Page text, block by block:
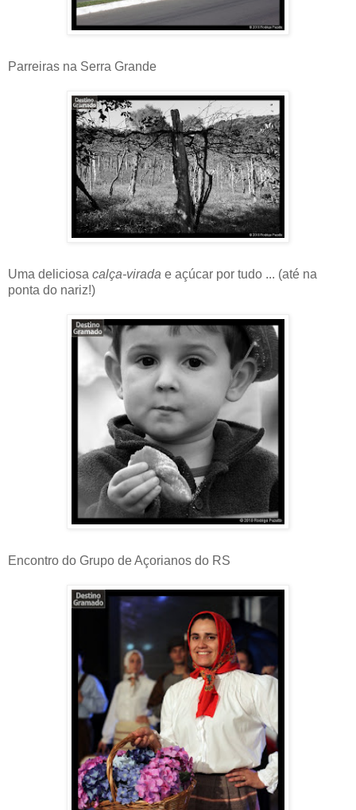
Parreiras na Serra Grande
Uma deliciosa calça-virada e açúcar por tudo ... (até na
ponta do nariz!)
Encontro do Grupo de Açorianos do RS